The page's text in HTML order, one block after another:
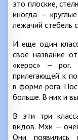
это плоские,
иногда —
лежачий стебель
И еще один
свое название
«керос» — рог.
прилегающей к
в форме рога.
больше. В них и
В эти три
видов. Мхи —
Они появились